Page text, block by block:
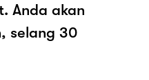
Anda akan
selang 30